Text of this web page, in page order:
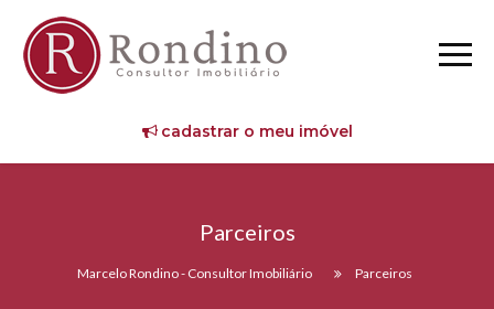
cadastrar o meu imóvel
Parceiros
Marcelo Rondino - Consultor Imobiliário Parceiros